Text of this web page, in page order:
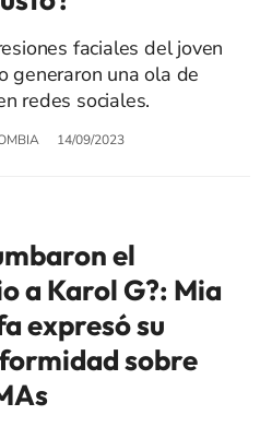
faciales del joven
generaron una ola de
redes sociales.
14/09/2023
el
a Karol G?: Mia
expresó su
sobre